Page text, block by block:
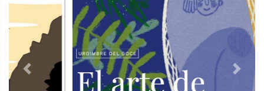
Previous Next